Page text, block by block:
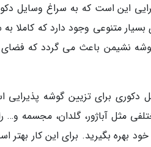
این است که به سراغ وسایل
متنوعی وجود دارد که کاملا
نشیمن باعث می گردد که
دکوری برای تزیین گوشه
مثل آباژور، گلدان، مجسمه
خود بهره بگیرید. برای این کار